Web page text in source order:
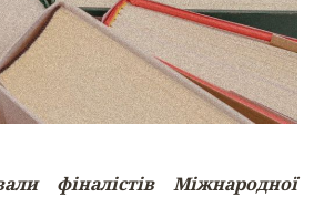
фіналістів Міжнародної